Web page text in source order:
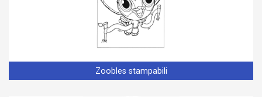
Zoobles stampabili